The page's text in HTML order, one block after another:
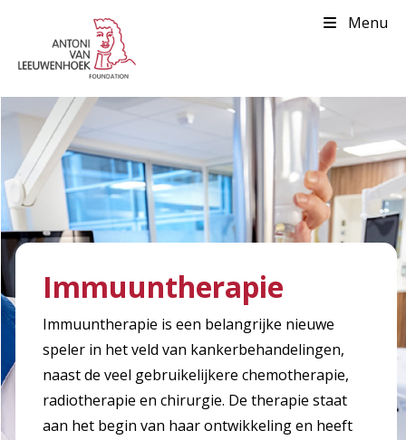
Menu
Immuuntherapie
Immuuntherapie is een belangrijke nieuwe
speler in het veld van kankerbehandelingen,
naast de veel gebruikelijkere chemotherapie,
radiotherapie en chirurgie. De therapie staat
aan het begin van haar ontwikkeling en heeft